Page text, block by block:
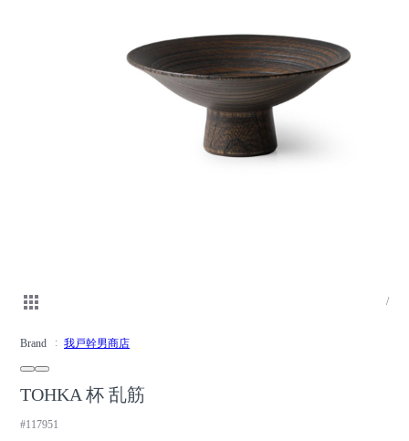
/
Brand 我戸幹男商店
TOHKA 杯 乱筋
#117951